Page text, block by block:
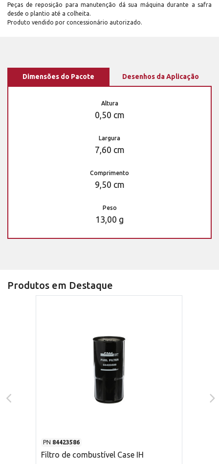
Peças de reposição para manutenção dá sua máquina durante a safra
desde o plantio até a colheita.
Produto vendido por concessionário autorizado.
Dimensões do Pacote Desenhos da Aplicação
Altura
0,50 cm
Largura
7,60 cm
Comprimento
9,50 cm
Peso
13,00 g
Produtos em Destaque
PN 84423586
Filtro de combustível Case IH